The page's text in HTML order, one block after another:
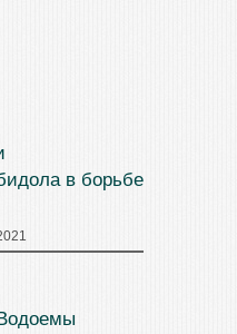
в борьбе